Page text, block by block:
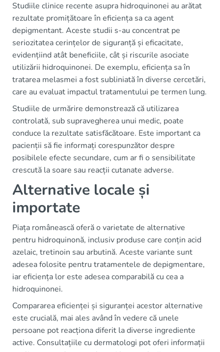
Studiile clinice recente asupra hidroquinonei au arătat
rezultate promițătoare în eficiența sa ca agent
depigmentant. Aceste studii s-au concentrat pe
seriozitatea cerințelor de siguranță și eficacitate,
evidențiind atât beneficiile, cât și riscurile asociate
utilizării hidroquinonei. De exemplu, eficiența sa în
tratarea melasmei a fost subliniată în diverse cercetări,
care au evaluat impactul tratamentului pe termen lung.
Studiile de urmărire demonstrează că utilizarea
controlată, sub supravegherea unui medic, poate
conduce la rezultate satisfăcătoare. Este important ca
pacienții să fie informați corespunzător despre
posibilele efecte secundare, cum ar fi o sensibilitate
crescută la soare sau reacții cutanate adverse.
Alternative locale și
importate
Piața românească oferă o varietate de alternative
pentru hidroquinonă, inclusiv produse care conțin acid
azelaic, tretinoin sau arbutină. Aceste variante sunt
adesea folosite pentru tratamentele de depigmentare,
iar eficiența lor este adesea comparabilă cu cea a
hidroquinonei.
Compararea eficienței și siguranței acestor alternative
este crucială, mai ales având în vedere că unele
persoane pot reacționa diferit la diverse ingrediente
active. Consultațiile cu dermatologi pot oferi informații